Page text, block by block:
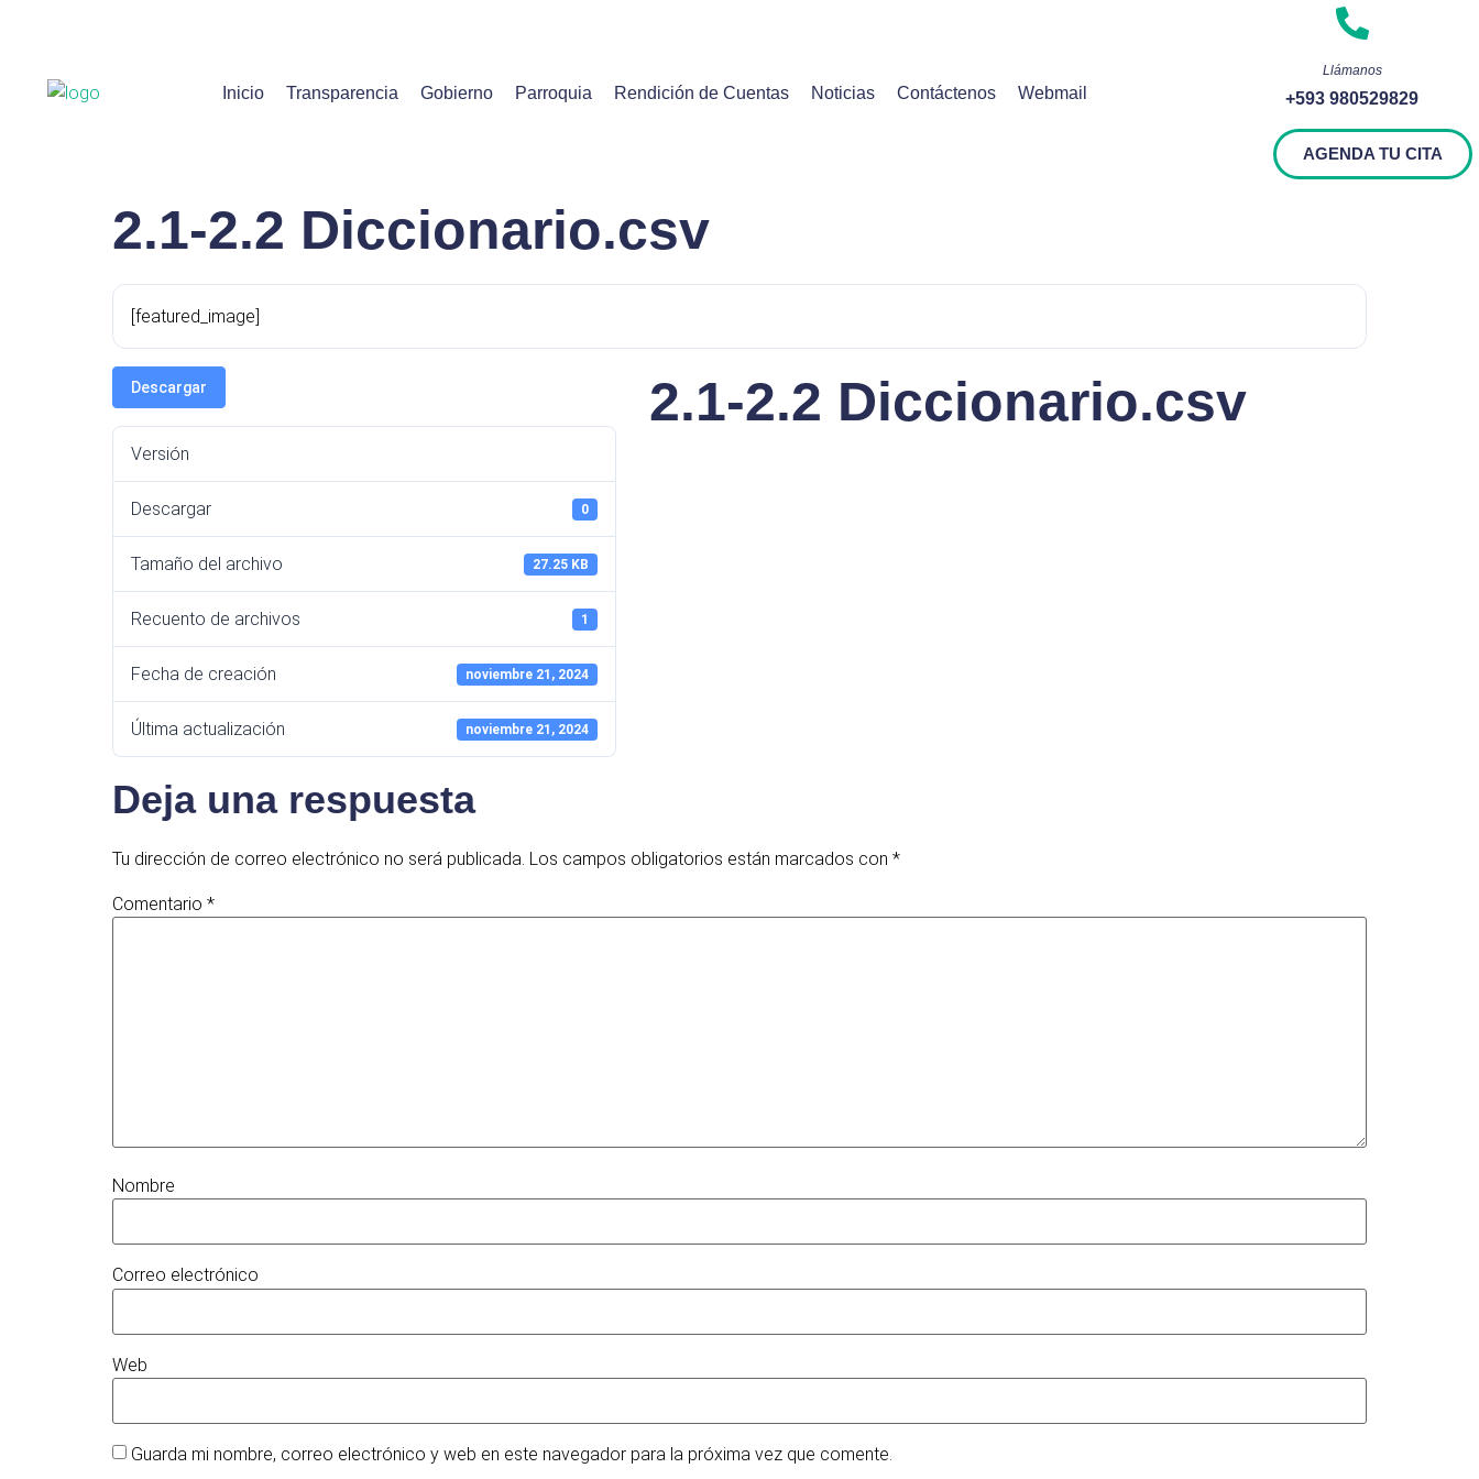
Inicio Transparencia Gobierno Parroquia Rendición de Cuentas Noticias Contáctenos Webmail
Llámanos
+593 980529829
AGENDA TU CITA
2.1-2.2 Diccionario.csv
[featured_image]
Descargar
Versión
Descargar 0
Tamaño del archivo 27.25 KB
Recuento de archivos 1
Fecha de creación noviembre 21, 2024
Última actualización noviembre 21, 2024
2.1-2.2 Diccionario.csv
Deja una respuesta
Tu dirección de correo electrónico no será publicada. Los campos obligatorios están marcados con *
Comentario *
Nombre
Correo electrónico
Web
Guarda mi nombre, correo electrónico y web en este navegador para la próxima vez que comente.